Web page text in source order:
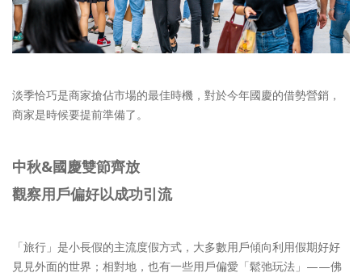
淡季恰巧是商家搶佔市場的最佳時機，對於今年國慶的借勢營銷，
商家是時候要提前準備了。
中秋&國慶雙節齊放
觀察用戶偏好以成功引流
「旅行」是小長假的主流度假方式，大多數用戶傾向利用假期好好
見見外面的世界；相對地，也有一些用戶偏愛「鬆弛玩法」——佛